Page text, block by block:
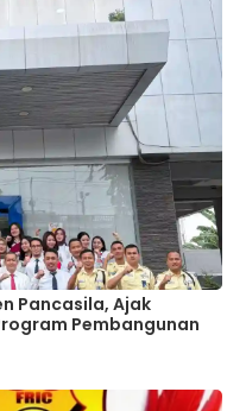
Pancasila, Ajak
Pembangunan